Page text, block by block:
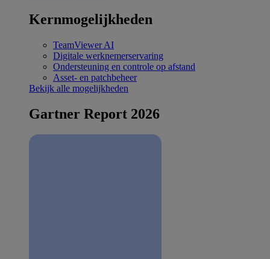
Kernmogelijkheden
TeamViewer AI
Digitale werknemerservaring
Ondersteuning en controle op afstand
Asset- en patchbeheer
Bekijk alle mogelijkheden
Gartner Report 2026